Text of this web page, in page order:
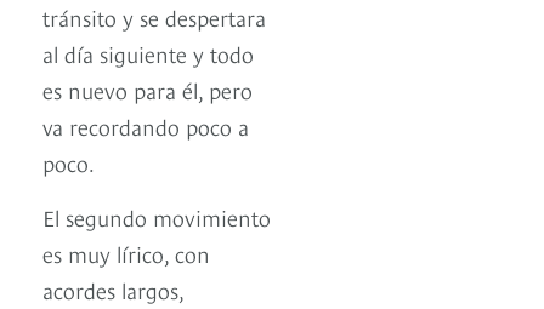
tránsito y se despertara
al día siguiente y todo
es nuevo para él, pero
va recordando poco a
poco.
El segundo movimiento
es muy lírico, con
acordes largos,